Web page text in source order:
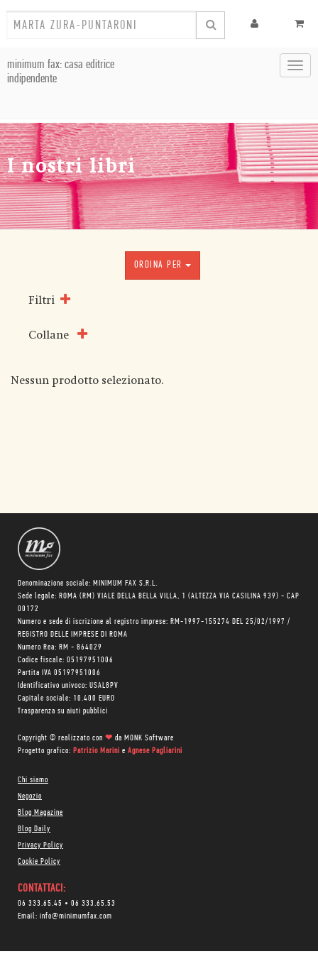
minimum fax: casa editrice
indipendente
I nostri libri
ORDINA PER
Filtri
Collane
Nessun prodotto selezionato.
Denominazione sociale: MINIMUM FAX S.R.L.
Sede legale: ROMA (RM) VIALE DELLA BELLA VILLA, 1 (ALTEZZA VIA CASILINA 939) - CAP
00172
Numero e sede di iscrizione al registro imprese: RM-1997-155274 DEL 25/02/1997 /
REGISTRO DELLE IMPRESE DI ROMA
Numero Rea: RM - 864029
Codice fiscale: 05197951006
Partita IVA 05197951006
Identificativo univoco: USAL8PV
Capitale sociale: 10.400 EURO
Trasparenza su aiuti pubblici
Copyright © realizzato con ❤ da MONK Software
Progetto grafico: Patrizio Marini e Agnese Pagliarini
Chi siamo
Negozio
Blog Magazine
Blog Daily
Privacy Policy
Cookie Policy
CONTATTACI:
06 333.65.45 • 06 333.65.53
Email: info@minimumfax.com